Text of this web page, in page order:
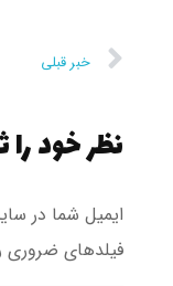
خبر قبلی
نظر خود
ایمیل شما در
فیلد‌های ضروری